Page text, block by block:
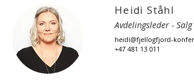
Heidi Ståhl
Avdelingsleder - Salg
heidi@fjellogfjord-
+47 481 13 011